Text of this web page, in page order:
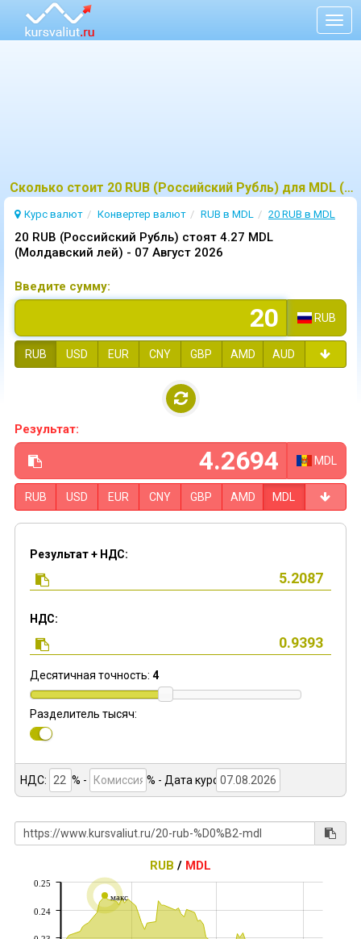
Сколько стоит 20 RUB (Российский Рубль) для MDL (Молдавский лей)?
Курс валют Конвертер валют RUB в MDL 20 RUB в MDL
20 RUB (Российский Рубль) стоят 4.27 MDL
(Молдавский лей) - 07 Август 2026
Введите сумму:
RUB
RUB USD EUR CNY GBP AMD AUD
Результат:
MDL
RUB USD EUR CNY GBP AMD MDL
Результат + НДС:
НДС:
Десятичная точность: 4
Разделитель тысяч:
НДС: % - % - Дата курса:
RUB / MDL
макс
0.24
0.25